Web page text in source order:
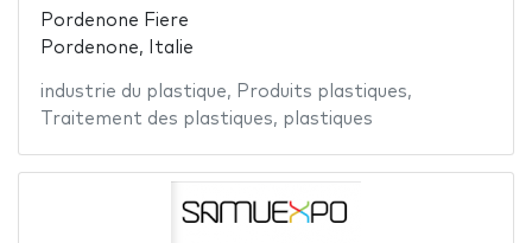
Pordenone Fiere
Pordenone, Italie
industrie du plastique, Produits plastiques,
Traitement des plastiques, plastiques